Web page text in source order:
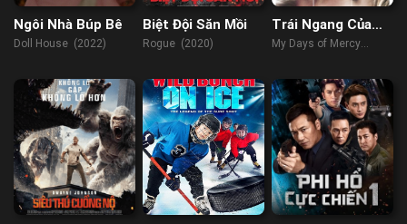
Ngôi Nhà Búp Bê
Doll House (2022)
Biệt Đội Săn Mồi
Rogue (2020)
Trái Ngang Của
Mercy
My Days of Mercy